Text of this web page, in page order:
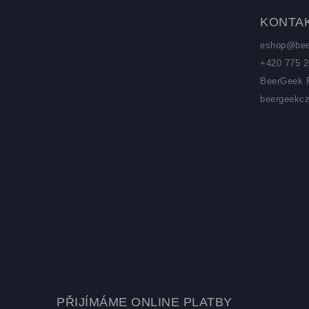
eshop@
+420 775
BeerGeek
beergeekcz
PŘIJÍMÁME ONLINE PLATBY